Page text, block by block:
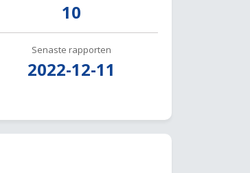
10
Senaste rapporten
2022-12-11